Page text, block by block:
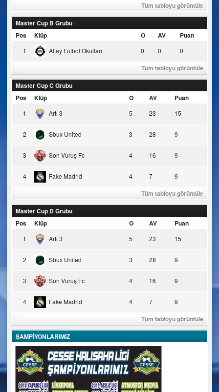
Tüm tabloyu görüntüle
Master Cup B Grubu
Pos
Klüp O AV Puan
1 Altay Futbol Okulları 0 0 0
Tüm tabloyu görüntüle
Master Cup C Grubu
Pos
Klüp O AV Puan
1 Artı 3 5 23 15
2 Sbux United 3 28 9
3 Son Vuruş Fc 4 16 9
4 Fake Madrid 4 7 9
Tüm tabloyu görüntüle
Master Cup D Grubu
Pos
Klüp O AV Puan
1 Artı 3 5 23 15
2 Sbux United 3 28 9
3 Son Vuruş Fc 4 16 9
4 Fake Madrid 4 7 9
Tüm tabloyu görüntüle
ŞAMPİYONLARIMIZ